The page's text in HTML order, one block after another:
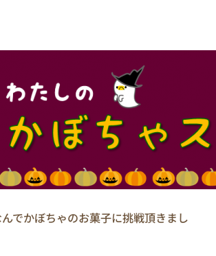
でかぼちゃのお菓子に挑戦頂きまし